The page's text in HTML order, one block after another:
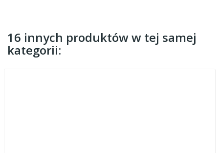
16 innych produktów w tej samej
kategorii: